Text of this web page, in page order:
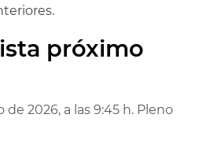
próximo
2026, a las 9:45 h. Pleno